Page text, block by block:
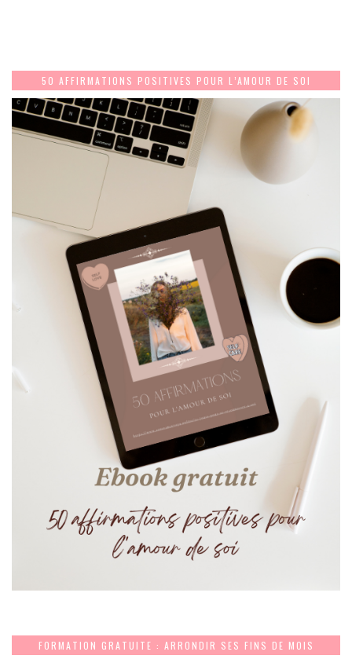
50 AFFIRMATIONS POSITIVES POUR L’AMOUR DE SOI
FORMATION GRATUITE : ARRONDIR SES FINS DE MOIS